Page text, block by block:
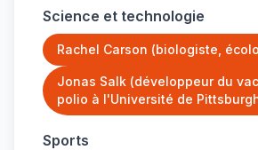
Science et technologie
Rachel Carson (biologiste,
Jonas Salk (développeur du
polio à l'Université de
Sports